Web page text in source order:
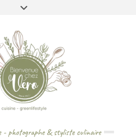
- photographe & styliste culinaire